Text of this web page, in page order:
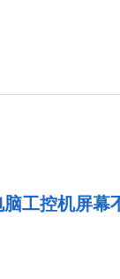
工控机屏幕